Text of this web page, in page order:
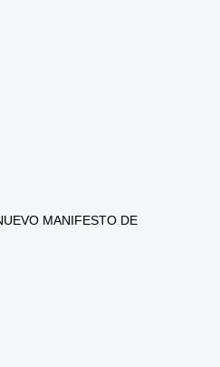
MANIFESTO DE